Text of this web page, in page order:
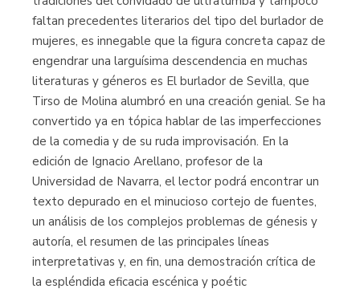
faltan precedentes literarios del tipo del burlador de
mujeres, es innegable que la figura concreta capaz de
engendrar una larguísima descendencia en muchas
literaturas y géneros es El burlador de Sevilla, que
Tirso de Molina alumbró en una creación genial. Se ha
convertido ya en tópica hablar de las imperfecciones
de la comedia y de su ruda improvisación. En la
edición de Ignacio Arellano, profesor de la
Universidad de Navarra, el lector podrá encontrar un
texto depurado en el minucioso cortejo de fuentes,
un análisis de los complejos problemas de génesis y
autoría, el resumen de las principales líneas
interpretativas y, en fin, una demostración crítica de
la espléndida eficacia escénica y poétic